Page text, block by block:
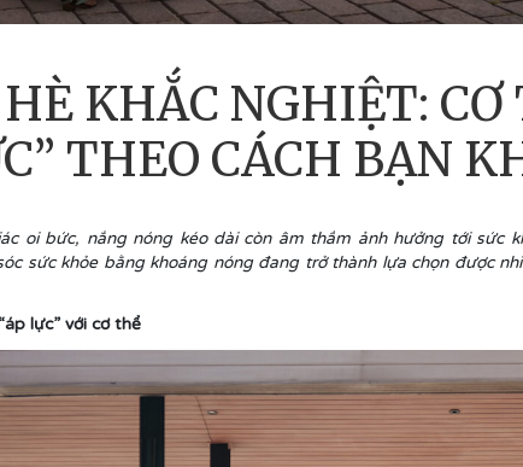
KHẮC NGHIỆT:
THEO CÁCH BẠN
oi bức, nắng nóng kéo dài còn âm thầm ảnh hưởng tới sức
sức khỏe bằng khoáng nóng đang trở thành lựa chọn được
lực” với cơ thể